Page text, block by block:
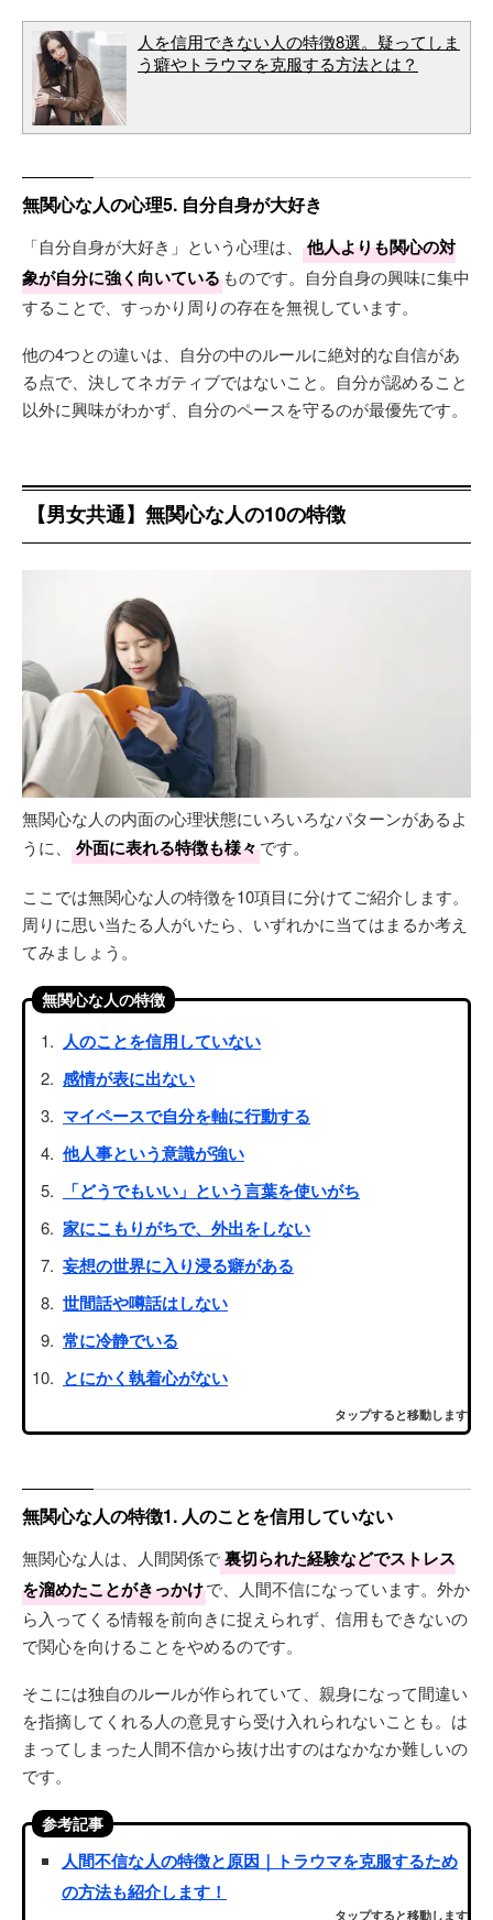
人を信用できない人の特徴8選。疑ってしま
う癖やトラウマを克服する方法とは？
無関心な人の心理5. 自分自身が大好き
「自分自身が大好き」という心理は、
他人よりも関心の対
象が自分に強く向いている ものです。自分自身の興味に集中
することで、すっかり周りの存在を無視しています。
他の4つとの違いは、自分の中のルールに絶対的な自信があ
る点で、決してネガティブではないこと。自分が認めること
以外に興味がわかず、自分のペースを守るのが最優先です。
【男女共通】無関心な人の10の特徴
無関心な人の内面の心理状態にいろいろなパターンがあるよ
うに、
外面に表れる特徴も様々です。
ここでは無関心な人の特徴を10項目に分けてご紹介します。
周りに思い当たる人がいたら、いずれかに当てはまるか考え
てみましょう。
無関心な人の特徴
人のことを信用していない
感情が表に出ない
マイペースで自分を軸に行動する
他人事という意識が強い
「どうでもいい」という言葉を使いがち
家にこもりがちで、外出をしない
妄想の世界に入り浸る癖がある
世間話や噂話はしない
常に冷静でいる
とにかく執着心がない
タップすると移動します
無関心な人の特徴1. 人のことを信用していない
無関心な人は、人間関係で裏切られた経験などでストレス
を溜めたことがきっかけで、人間不信になっています。外か
ら入ってくる情報を前向きに捉えられず、信用もできないの
で関心を向けることをやめるのです。
そこには独自のルールが作られていて、親身になって間違い
を指摘してくれる人の意見すら受け入れられないことも。は
まってしまった人間不信から抜け出すのはなかなか難しいの
です。
参考記事
人間不信な人の特徴と原因｜トラウマを克服するため
の方法も紹介します！
タップすると移動します